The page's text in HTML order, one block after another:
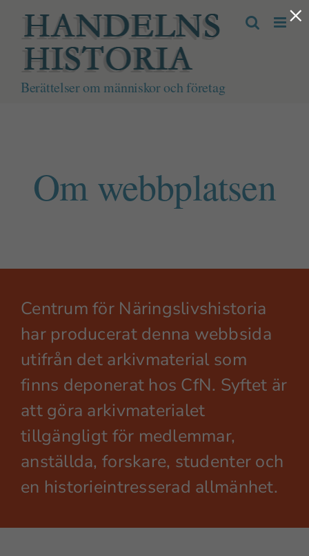
innehållet
Berättelser om människor och företag
Om webbplatsen
Centrum för Näringslivshistoria
har producerat denna webbsida
utifrån det arkivmaterial som
finns deponerat hos CfN. Syftet är
att göra arkivmaterialet
tillgängligt för medlemmar,
anställda, forskare, studenter och
en historieintresserad allmänhet.
×